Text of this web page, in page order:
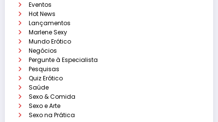
Eventos
Hot News
Lançamentos
Marlene Sexy
Mundo Erótico
Negócios
Pergunte à Especialista
Pesquisas
Quiz Erótico
Saúde
Sexo & Comida
Sexo e Arte
Sexo na Prática